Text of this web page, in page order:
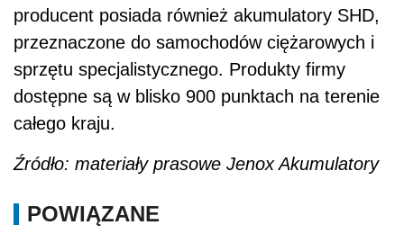
producent posiada również akumulatory SHD,
przeznaczone do samochodów ciężarowych i
sprzętu specjalistycznego. Produkty firmy
dostępne są w blisko 900 punktach na terenie
całego kraju.
Źródło: materiały prasowe Jenox Akumulatory
POWIĄZANE